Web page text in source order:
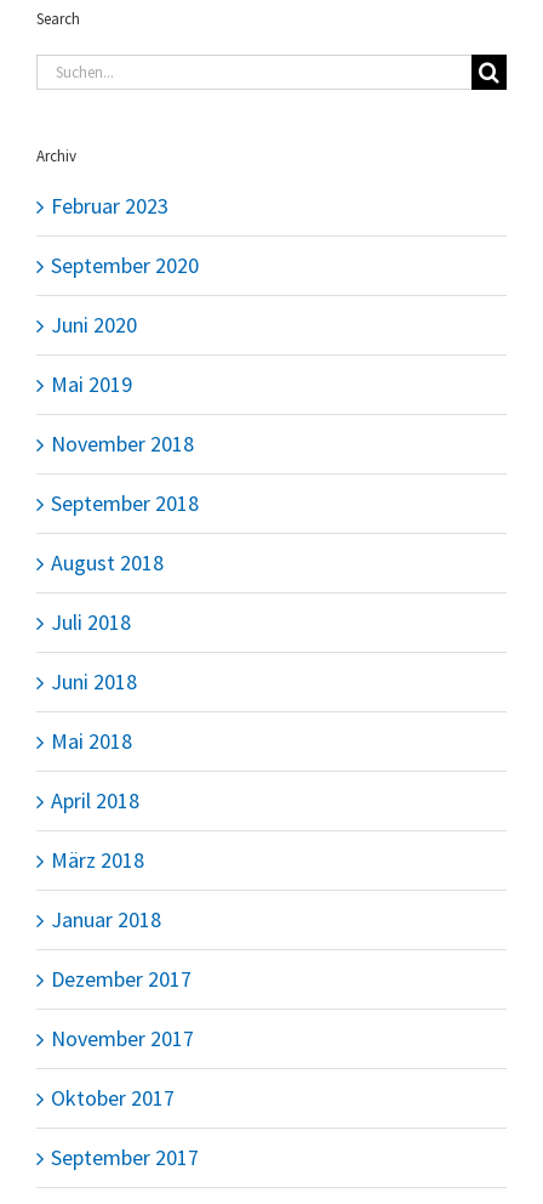
Search
Suche
Archiv
Februar 2023
September 2020
Juni 2020
Mai 2019
November 2018
September 2018
August 2018
Juli 2018
Juni 2018
Mai 2018
April 2018
März 2018
Januar 2018
Dezember 2017
November 2017
Oktober 2017
September 2017